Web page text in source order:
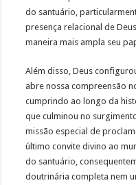
do santuário,
presença relacional de
maneira mais ampla seu
Além disso, Deus
abre nossa compreensão
cumprindo ao longo da
que culminou no
missão especial de
último convite divino ao
do santuário,
doutrinária completa nem